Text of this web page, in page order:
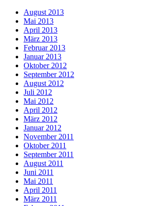
August 2013
Mai 2013
April 2013
März 2013
Februar 2013
Januar 2013
Oktober 2012
September 2012
August 2012
Juli 2012
Mai 2012
April 2012
März 2012
Januar 2012
November 2011
Oktober 2011
September 2011
August 2011
Juni 2011
Mai 2011
April 2011
März 2011